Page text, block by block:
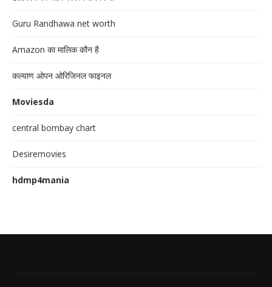
Guru Randhawa net worth
Amazon का मालिक कौन है
कल्याण ओपन ओरिजिनल फाइनल
Moviesda
central bombay chart
Desiremovies
hdmp4mania